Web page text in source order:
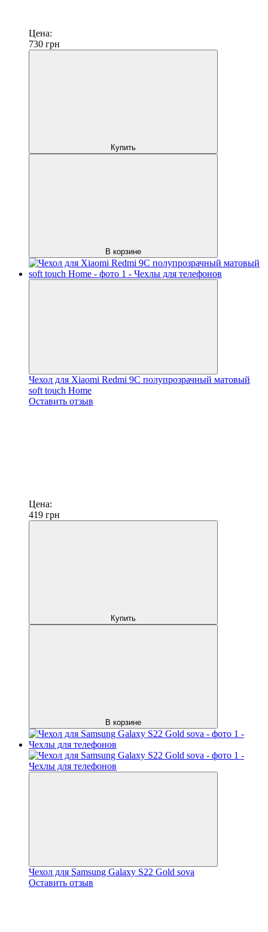
Цена:
730 грн
Купить
В корзине
Чехол для Xiaomi Redmi 9C полупрозрачный матовый
soft touch Home
Оставить отзыв
Цена:
419 грн
Купить
В корзине
Чехол для Samsung Galaxy S22 Gold sova
Оставить отзыв